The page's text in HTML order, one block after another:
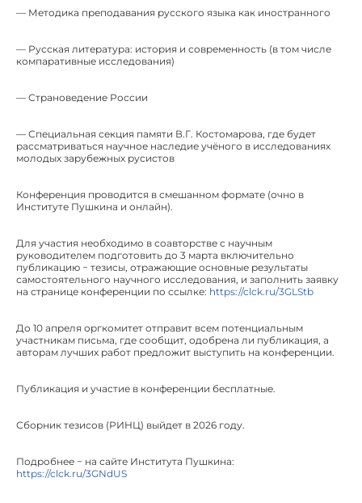
— Методика преподавания русского языка как иностранного
— Русская литература: история и современность (в том числе
компаративные исследования)
— Страноведение России
— Специальная секция памяти В.Г. Костомарова, где будет
рассматриваться научное наследие учёного в исследованиях
молодых зарубежных русистов
Конференция проводится в смешанном формате (очно в
Институте Пушкина и онлайн).
Для участия необходимо в соавторстве с научным
руководителем подготовить до 3 марта включительно
публикацию − тезисы, отражающие основные результаты
самостоятельного научного исследования, и заполнить заявку
на странице конференции по ссылке: https://clck.ru/3GLStb
До 10 апреля оргкомитет отправит всем потенциальным
участникам письма, где сообщит, одобрена ли публикация, а
авторам лучших работ предложит выступить на конференции.
Публикация и участие в конференции бесплатные.
Сборник тезисов (РИНЦ) выйдет в 2026 году.
Подробнее − на сайте Института Пушкина:
https://clck.ru/3GNdUS